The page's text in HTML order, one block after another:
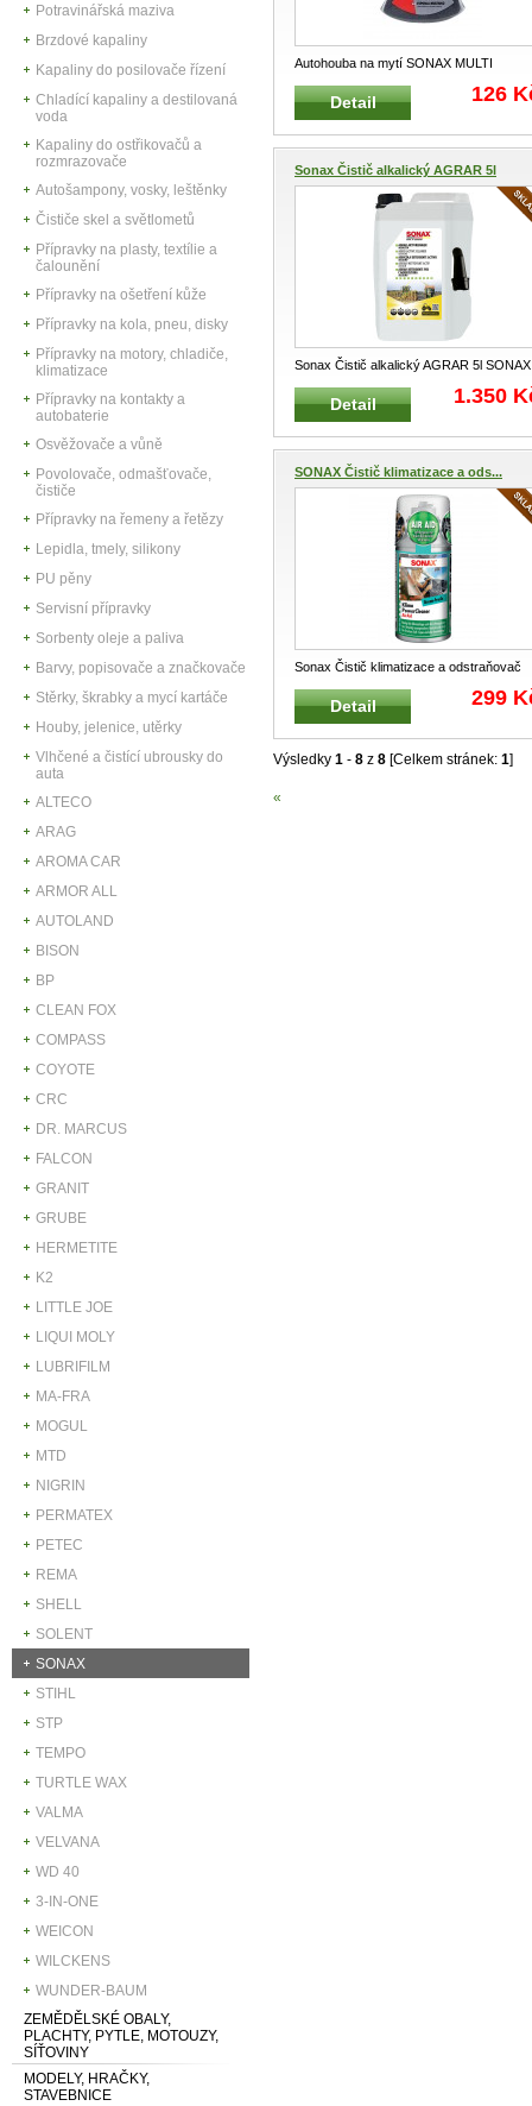
Potravinářská maziva
Brzdové kapaliny
Kapaliny do posilovače řízení
Chladící kapaliny a destilovaná
voda
Kapaliny do ostřikovačů a
rozmrazovače
Autošampony, vosky, leštěnky
Čističe skel a světlometů
Přípravky na plasty, textílie a
čalounění
Přípravky na ošetření kůže
Přípravky na kola, pneu, disky
Přípravky na motory, chladiče,
klimatizace
Přípravky na kontakty a
autobaterie
Osvěžovače a vůně
Povolovače, odmašťovače,
čističe
Přípravky na řemeny a řetězy
Lepidla, tmely, silikony
PU pěny
Servisní přípravky
Sorbenty oleje a paliva
Barvy, popisovače a značkovače
Stěrky, škrabky a mycí kartáče
Houby, jelenice, utěrky
Vlhčené a čistící ubrousky do
auta
ALTECO
ARAG
AROMA CAR
ARMOR ALL
AUTOLAND
BISON
BP
CLEAN FOX
COMPASS
COYOTE
CRC
DR. MARCUS
FALCON
GRANIT
GRUBE
HERMETITE
K2
LITTLE JOE
LIQUI MOLY
LUBRIFILM
MA-FRA
MOGUL
MTD
NIGRIN
PERMATEX
PETEC
REMA
SHELL
SOLENT
SONAX
STIHL
STP
TEMPO
TURTLE WAX
VALMA
VELVANA
WD 40
3-IN-ONE
WEICON
WILCKENS
WUNDER-BAUM
ZEMĚDĚLSKÉ OBALY,
PLACHTY, PYTLE, MOTOUZY,
SÍŤOVINY
MODELY, HRAČKY,
STAVEBNICE
Autohouba na mytí SONAX MULTI
SONAX 428000 Univerzální mycí h
Detail 126
Sonax Čistič alkalický AGRAR 5l
Sonax Čistič alkalický AGRAR 5l SONAX
07265000.01 Speciálně vyvin
Detail 1.350
SONAX Čistič klimatizace a ods...
Sonax Čistič klimatizace a odstraňovač
zápachu 100 ml SONAX 03236000
Detail 299
Výsledky 1 - 8 z 8 [Celkem stránek: 1]
«